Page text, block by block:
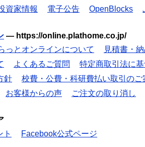
資家情報 電子公告 OpenBlocks
— https://online.plathome.co.jp/
っとオンラインについて
見積書・
よくあるご質問
特定商取引法に
針
校費・公費・科研費払い取引のご
お客様からの声 ご注文の取り消し
ト
Facebook公式ページ